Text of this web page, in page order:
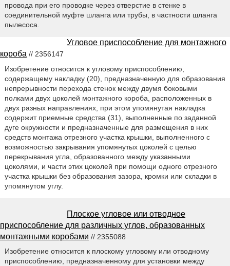
провода при его проводке через отверстие в стенке в
соединительной муфте шланга или трубы, в частности шланга
пылесоса.
Угловое приспособление для монтажного
короба // 2356147
Изобретение относится к угловому приспособлению,
содержащему накладку (20), предназначенную для образования
непрерывности перехода стенок между двумя боковыми
полками двух цоколей монтажного короба, расположенных в
двух разных направлениях, при этом упомянутая накладка
содержит приемные средства (31), выполненные по заданной
дуге окружности и предназначенные для размещения в них
средств монтажа отрезного участка крышки, выполненного с
возможностью закрывания упомянутых цоколей с целью
перекрывания угла, образованного между указанными
цоколями, и части этих цоколей при помощи одного отрезного
участка крышки без образования зазора, кромки или складки в
упомянутом углу.
Плоское угловое или отводное
приспособление для различных углов, образованных
монтажными коробами // 2355088
Изобретение относится к плоскому угловому или отводному
приспособлению, предназначенному для установки между